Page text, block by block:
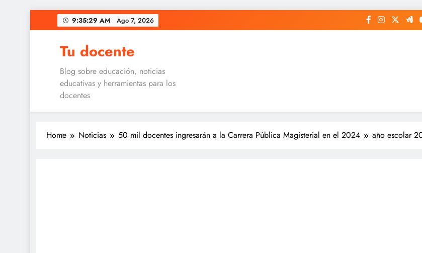
to
9:35:30 AM Ago 7, 2026
Tu docente
Blog sobre educación, noticias
educativas y herramientas para los
docentes
Home Noticias 50 mil docentes ingresarán a la Carrera Pública Magisterial en el 2024 año escolar